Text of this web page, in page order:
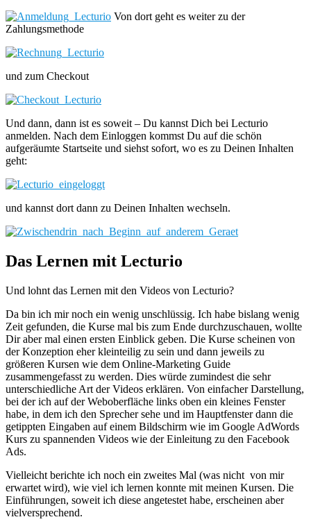
Von dort geht es weiter zu der
Zahlungsmethode
und zum Checkout
Und dann, dann ist es soweit – Du kannst Dich bei Lecturio
anmelden. Nach dem Einloggen kommst Du auf die schön
aufgeräumte Startseite und siehst sofort, wo es zu Deinen Inhalten
geht:
und kannst dort dann zu Deinen Inhalten wechseln.
Das Lernen mit Lecturio
Und lohnt das Lernen mit den Videos von Lecturio?
Da bin ich mir noch ein wenig unschlüssig. Ich habe bislang wenig
Zeit gefunden, die Kurse mal bis zum Ende durchzuschauen, wollte
Dir aber mal einen ersten Einblick geben. Die Kurse scheinen von
der Konzeption eher kleinteilig zu sein und dann jeweils zu
größeren Kursen wie dem Online-Marketing Guide
zusammengefasst zu werden. Dies würde zumindest die sehr
unterschiedliche Art der Videos erklären. Von einfacher Darstellung,
bei der ich auf der Weboberfläche links oben ein kleines Fenster
habe, in dem ich den Sprecher sehe und im Hauptfenster dann die
getippten Eingaben auf einem Bildschirm wie im Google AdWords
Kurs zu spannenden Videos wie der Einleitung zu den Facebook
Ads.
Vielleicht berichte ich noch ein zweites Mal (was nicht von mir
erwartet wird), wie viel ich lernen konnte mit meinen Kursen. Die
Einführungen, soweit ich diese angetestet habe, erscheinen aber
vielversprechend.